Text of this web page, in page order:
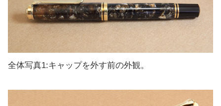
全体写真1:キャップを外す前の外観。